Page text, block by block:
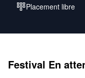
Placement libre
Festival En